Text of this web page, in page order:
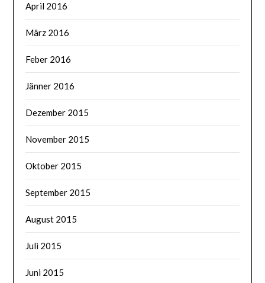
April 2016
März 2016
Feber 2016
Jänner 2016
Dezember 2015
November 2015
Oktober 2015
September 2015
August 2015
Juli 2015
Juni 2015